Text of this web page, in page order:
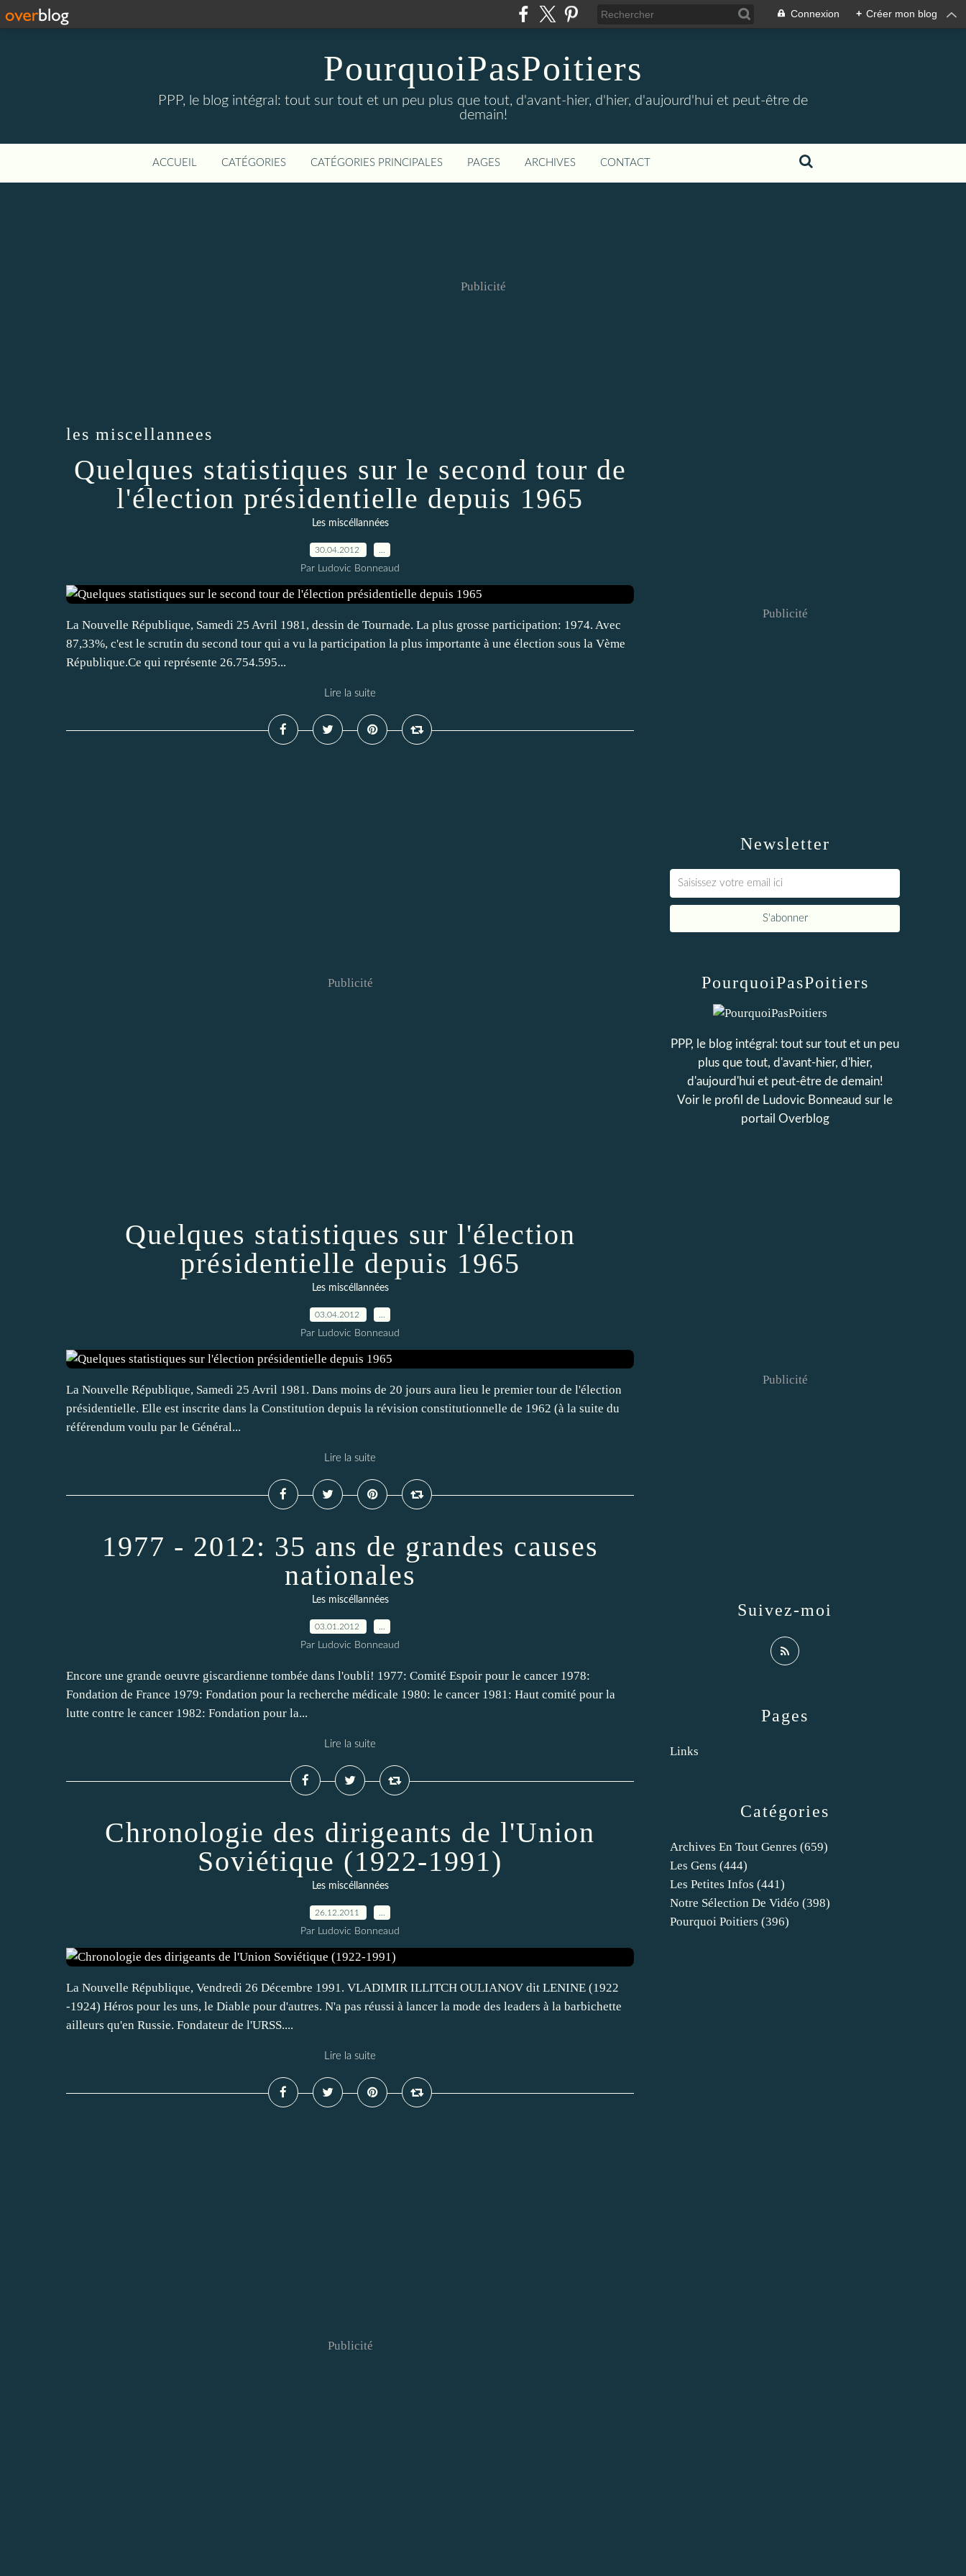
Connexion + Créer mon blog
PourquoiPasPoitiers
PPP, le blog intégral: tout sur tout et un peu plus que tout, d'avant-hier, d'hier, d'aujourd'hui et peut-être de
demain!
ACCUEIL CATÉGORIES CATÉGORIES PRINCIPALES PAGES ARCHIVES CONTACT
Publicité
les miscellannees
Quelques statistiques sur le second tour de
l'élection présidentielle depuis 1965
Les miscéllannées
30.04.2012
Par Ludovic Bonneaud
La Nouvelle République, Samedi 25 Avril 1981, dessin de Tournade. La plus grosse participation: 1974. Avec
87,33%, c'est le scrutin du second tour qui a vu la participation la plus importante à une élection sous la Vème
République.Ce qui représente 26.754.595...
Lire la suite
Publicité
Quelques statistiques sur l'élection
présidentielle depuis 1965
Les miscéllannées
03.04.2012
Par Ludovic Bonneaud
La Nouvelle République, Samedi 25 Avril 1981. Dans moins de 20 jours aura lieu le premier tour de l'élection
présidentielle. Elle est inscrite dans la Constitution depuis la révision constitutionnelle de 1962 (à la suite du
référendum voulu par le Général...
Lire la suite
1977 - 2012: 35 ans de grandes causes
nationales
Les miscéllannées
03.01.2012
Par Ludovic Bonneaud
Encore une grande oeuvre giscardienne tombée dans l'oubli! 1977: Comité Espoir pour le cancer 1978:
Fondation de France 1979: Fondation pour la recherche médicale 1980: le cancer 1981: Haut comité pour la
lutte contre le cancer 1982: Fondation pour la...
Lire la suite
Chronologie des dirigeants de l'Union
Soviétique (1922-1991)
Les miscéllannées
26.12.2011
Par Ludovic Bonneaud
La Nouvelle République, Vendredi 26 Décembre 1991. VLADIMIR ILLITCH OULIANOV dit LENINE (1922
-1924) Héros pour les uns, le Diable pour d'autres. N'a pas réussi à lancer la mode des leaders à la barbichette
ailleurs qu'en Russie. Fondateur de l'URSS....
Lire la suite
Publicité
Newsletter
Publicité
Catégories
Archives En Tout Genres (659)
Les Gens (444)
Les Petites Infos (441)
Notre Sélection De Vidéo (398)
Pourquoi Poitiers (396)
Pages
Links
PourquoiPasPoitiers
PPP, le blog intégral: tout sur tout et un peu
plus que tout, d'avant-hier, d'hier,
d'aujourd'hui et peut-être de demain!
Voir le profil de Ludovic Bonneaud sur le
portail Overblog
Suivez-moi
Publicité